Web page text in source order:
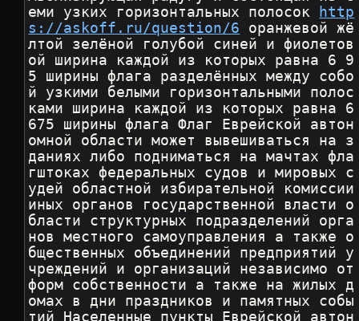
еми узких горизонтальных полосок
http
s://askoff.ru/question/6 оранжевой жё
лтой зелёной голубой синей и фиолетов
ой ширина каждой из которых равна 6 9
5 ширины флага разделённых между собо
й узкими белыми горизонтальными полос
ками ширина каждой из которых равна 6
675 ширины флага Флаг Еврейской автон
омной области может вывешиваться на з
даниях либо подниматься на мачтах фла
гштоках федеральных судов и мировых с
удей областной избирательной комиссии
иных органов государственной власти о
бласти структурных подразделений орга
нов местного самоуправления а также о
бщественных объединений предприятий у
чреждений и организаций независимо от
форм собственности а также на жилых д
омах в дни праздников и памятных собы
тий Населенные пункты Еврейской автон